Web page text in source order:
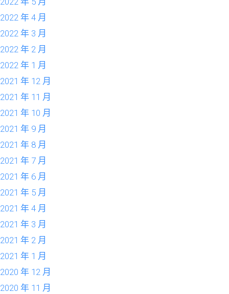
2022 年 4 月
2022 年 3 月
2022 年 2 月
2022 年 1 月
2021 年 12 月
2021 年 11 月
2021 年 10 月
2021 年 9 月
2021 年 8 月
2021 年 7 月
2021 年 6 月
2021 年 5 月
2021 年 4 月
2021 年 3 月
2021 年 2 月
2021 年 1 月
2020 年 12 月
2020 年 11 月